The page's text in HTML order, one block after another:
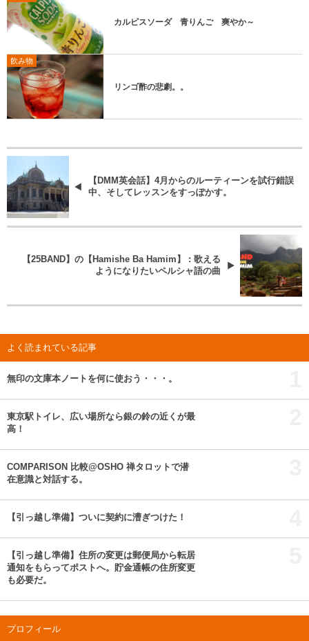
カルピスソーダ 青りんご 爽やか～
飲み物
リンゴ酢の悲劇。。
【DMM英会話】4月からのルーティーンを試行錯誤
中、そしてレッスンをすっぽかす。
【25BAND】の【Hamishe Ba Hamim】 : 歌える
ようになりたいペルシャ語の曲
よく読まれている記事
無印の文庫本ノートを何に使おう・・・。
東京駅トイレ、広い場所なら銀の鈴の近くが最
高！
COMPARISON 比較@OSHO 禅タロットで潜
在意識と対話する。
【引っ越し準備】ついに契約に漕ぎつけた！
【引っ越し準備】住所の変更は郵便局から転居
通知をもらってポストへ。貯金通帳の住所変更
も必要だ。
プロフィール